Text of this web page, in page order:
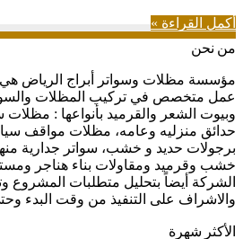
أكمل القراءة »
من نحن
مؤسسة مظلات وسواتر أبراج الرياض
عمل متخصص في تركيب المظلات
وبيوت الشعر والقرميد بأنواعها :
حدائق منزليه وعامه، مظلات مواقف
برجولات حديد و خشب، سواتر جدارية
خشب وقرميد ومقاولات بناء هناجر
الشركة أيضاً بتحليل متطلبات المشروع
والاشراف على التنفيذ من وقت البدء
الأكثر شهرة